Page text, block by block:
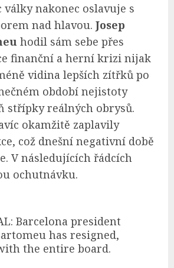
nakonec oslavuje s
nad hlavou. Josep
hodil sám sebe přes
finanční a herní krizi nijak
vidina lepších zítřků po
období nejistoty
střípky reálných obrysů.
okamžitě zaplavily
což dnešní negativní době
V následujících řádcích
ochutnávku.
Barcelona president
has resigned,
the entire board.